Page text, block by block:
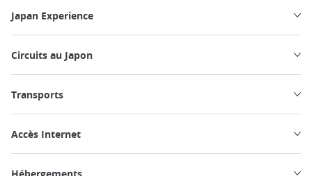
Japan Experience
Circuits au Japon
Transports
Accès Internet
Hébergements